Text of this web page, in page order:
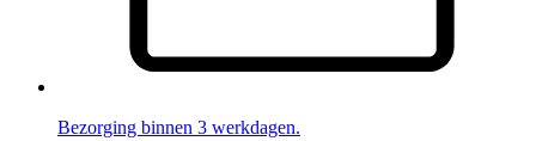
Bezorging binnen 3 werkdagen.